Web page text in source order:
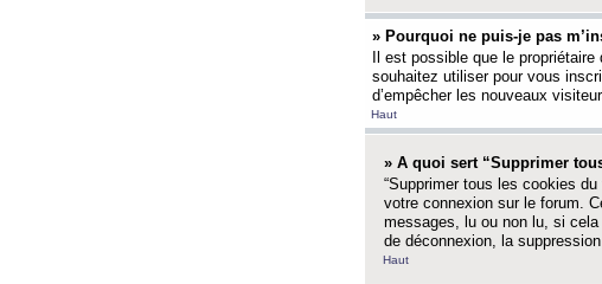
» Pourquoi ne puis-je pas
Il est possible que le
souhaitez utiliser pour vous
d’empêcher les nouveaux
Haut
» A quoi sert “Supprimer
“Supprimer tous les cookies
votre connexion sur le forum.
messages, lu ou non lu, si
de déconnexion, la
Haut